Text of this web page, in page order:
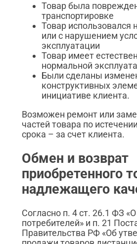
Товар была
транспортировке
Товар использовался
или с нарушением
эксплуатации
Товар имеет
нормальной
Были сделаны
конструктивных
инициативе клиента.
Возможен ремонт или
частей товара по
срока – за счет клиента.
Обмен и возврат
приобретенного
надлежащего
Согласно п. 4 ст. 26.1 ФЗ
потребителей» и п. 21
Правительства РФ «Об